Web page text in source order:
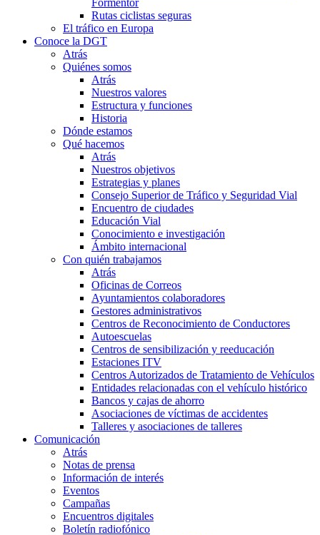
Formentor
Rutas ciclistas seguras
El tráfico en Europa
Conoce la DGT
Atrás
Quiénes somos
Atrás
Nuestros valores
Estructura y funciones
Historia
Dónde estamos
Qué hacemos
Atrás
Nuestros objetivos
Estrategias y planes
Consejo Superior de Tráfico y Seguridad Vial
Encuentro de ciudades
Educación Vial
Conocimiento e investigación
Ámbito internacional
Con quién trabajamos
Atrás
Oficinas de Correos
Ayuntamientos colaboradores
Gestores administrativos
Centros de Reconocimiento de Conductores
Autoescuelas
Centros de sensibilización y reeducación
Estaciones ITV
Centros Autorizados de Tratamiento de Vehículos
Entidades relacionadas con el vehículo histórico
Bancos y cajas de ahorro
Asociaciones de víctimas de accidentes
Talleres y asociaciones de talleres
Comunicación
Atrás
Notas de prensa
Información de interés
Eventos
Campañas
Encuentros digitales
Boletín radiofónico